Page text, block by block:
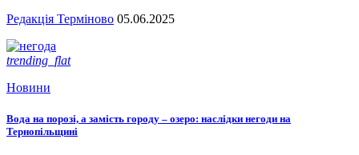
Редакція Терміново 05.06.2025
trending_flat
Новини
Вода на порозі, а замість городу – озеро: наслідки негоди на
Тернопільщині